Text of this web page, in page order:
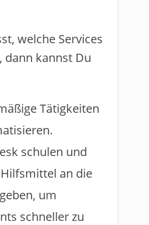
welche Services
dann kannst Du
Tätigkeiten
schulen und
an die
um
schneller zu